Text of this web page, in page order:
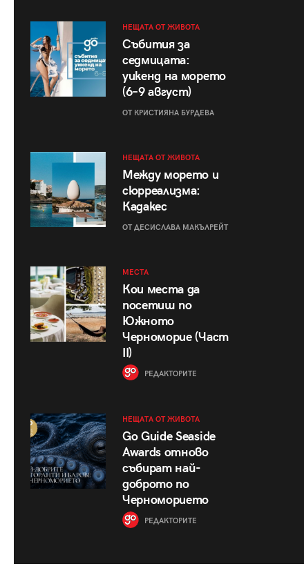
НЕЩАТА ОТ ЖИВОТА
Събития за
седмицата:
уикенд на морето
(6–9 август)
ОТ КРИСТИЯНА БУРДЕВА
НЕЩАТА ОТ ЖИВОТА
Между морето и
сюрреализма:
Кадакес
ОТ ДЕСИСЛАВА МАКЪЛРЕЙТ
МЕСТА
Кои места да
посетиш по
Южното
Черноморие (Част
II)
РЕДАКТОРИТЕ
НЕЩАТА ОТ ЖИВОТА
Go Guide Seaside
Awards отново
събират най-
доброто по
Черноморието
РЕДАКТОРИТЕ